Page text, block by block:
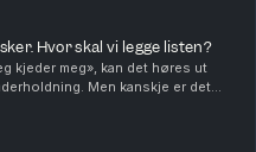
Hvor skal vi legge listen?
kjeder meg», kan det høres ut
Men kanskje er det
akkurat der, i tomrommet før